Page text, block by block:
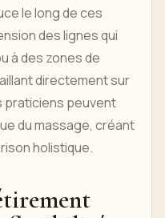
le long de ces
des lignes qui
à des zones de
directement sur
praticiens peuvent
du massage, créant
holistique.